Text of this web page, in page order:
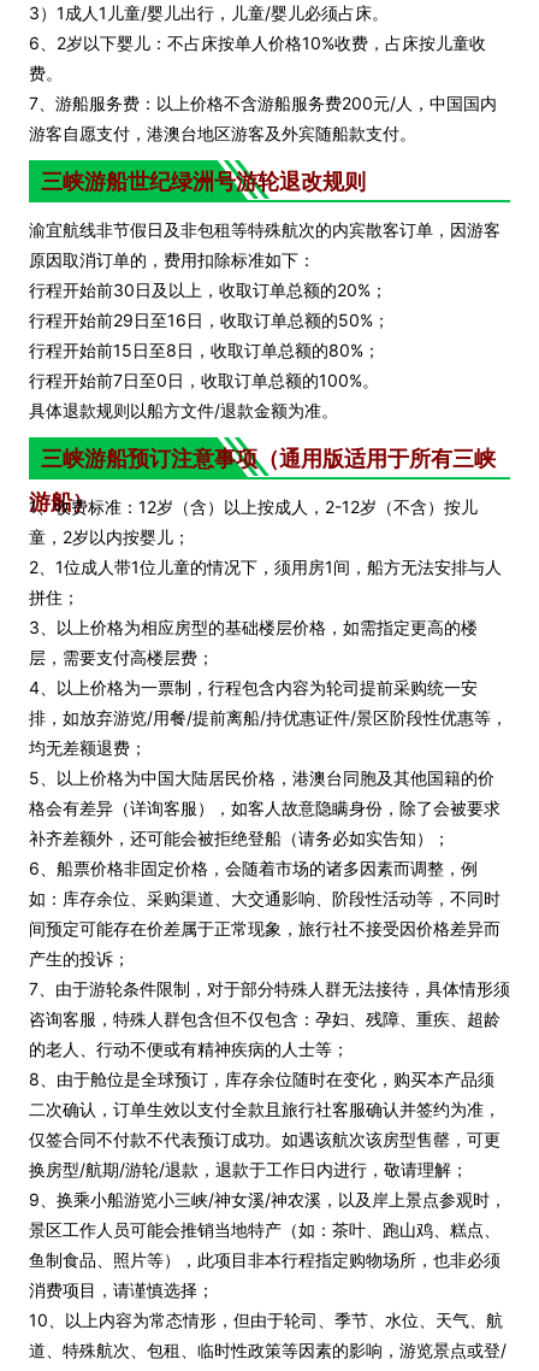
3）1成人1儿童/婴儿出行，儿童/婴儿必须占床。
6、2岁以下婴儿：不占床按单人价格10%收费，占床按儿童收
费。
7、游船服务费：以上价格不含游船服务费200元/人，中国国内
游客自愿支付，港澳台地区游客及外宾随船款支付。
三峡游船世纪绿洲号游轮退改规则
渝宜航线非节假日及非包租等特殊航次的内宾散客订单，因游客
原因取消订单的，费用扣除标准如下：
行程开始前30日及以上，收取订单总额的20%；
行程开始前29日至16日，收取订单总额的50%；
行程开始前15日至8日，收取订单总额的80%；
行程开始前7日至0日，收取订单总额的100%。
具体退款规则以船方文件/退款金额为准。
三峡游船预订注意事项（通用版适用于所有三峡
游船）
1、收费标准：12岁（含）以上按成人，2-12岁（不含）按儿
童，2岁以内按婴儿；
2、1位成人带1位儿童的情况下，须用房1间，船方无法安排与人
拼住；
3、以上价格为相应房型的基础楼层价格，如需指定更高的楼
层，需要支付高楼层费；
4、以上价格为一票制，行程包含内容为轮司提前采购统一安
排，如放弃游览/用餐/提前离船/持优惠证件/景区阶段性优惠等，
均无差额退费；
5、以上价格为中国大陆居民价格，港澳台同胞及其他国籍的价
格会有差异（详询客服），如客人故意隐瞒身份，除了会被要求
补齐差额外，还可能会被拒绝登船（请务必如实告知）；
6、船票价格非固定价格，会随着市场的诸多因素而调整，例
如：库存余位、采购渠道、大交通影响、阶段性活动等，不同时
间预定可能存在价差属于正常现象，旅行社不接受因价格差异而
产生的投诉；
7、由于游轮条件限制，对于部分特殊人群无法接待，具体情形须
咨询客服，特殊人群包含但不仅包含：孕妇、残障、重疾、超龄
的老人、行动不便或有精神疾病的人士等；
8、由于舱位是全球预订，库存余位随时在变化，购买本产品须
二次确认，订单生效以支付全款且旅行社客服确认并签约为准，
仅签合同不付款不代表预订成功。如遇该航次该房型售罄，可更
换房型/航期/游轮/退款，退款于工作日内进行，敬请理解；
9、换乘小船游览小三峡/神女溪/神农溪，以及岸上景点参观时，
景区工作人员可能会推销当地特产（如：茶叶、跑山鸡、糕点、
鱼制食品、照片等），此项目非本行程指定购物场所，也非必须
消费项目，请谨慎选择；
10、以上内容为常态情形，但由于轮司、季节、水位、天气、航
道、特殊航次、包租、临时性政策等因素的影响，游览景点或登/